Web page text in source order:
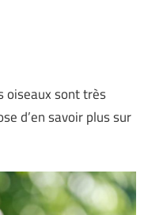
oiseaux sont très
d’en savoir plus sur